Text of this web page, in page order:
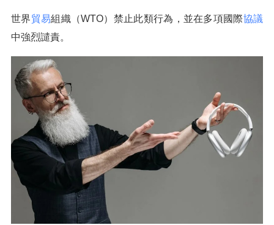
世界貿易組織（WTO）禁止此類行為，並在多項國際協議
中強烈譴責。